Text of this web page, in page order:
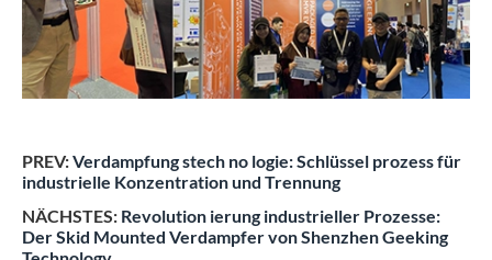
PREV:Verdampfung stech no logie: Schlüssel prozess für
industrielle Konzentration und Trennung
NÄCHSTES: Revolution ierung industrieller Prozesse:
Der Skid Mounted Verdampfer von Shenzhen Geeking